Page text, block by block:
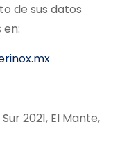
de sus datos
2021, El Mante,